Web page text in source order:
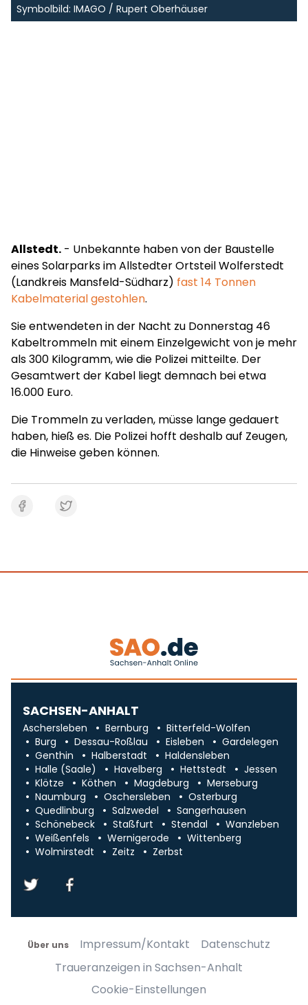
Symbolbild: IMAGO / Rupert Oberhäuser
Allstedt. - Unbekannte haben von der Baustelle
eines Solarparks im Allstedter Ortsteil Wolferstedt
(Landkreis Mansfeld-Südharz) fast 14 Tonnen
Kabelmaterial gestohlen.
Sie entwendeten in der Nacht zu Donnerstag 46
Kabeltrommeln mit einem Einzelgewicht von je mehr
als 300 Kilogramm, wie die Polizei mitteilte. Der
Gesamtwert der Kabel liegt demnach bei etwa
16.000 Euro.
Die Trommeln zu verladen, müsse lange gedauert
haben, hieß es. Die Polizei hofft deshalb auf Zeugen,
die Hinweise geben können.
SACHSEN-ANHALT
Aschersleben Bernburg
Bitterfeld-Wolfen
Burg
Dessau-Roßlau Eisleben
Gardelegen
Genthin
Halberstadt
Haldensleben
Halle (Saale)
Havelberg Hettstedt
Jessen
Klötze
Köthen Magdeburg
Merseburg
Naumburg
Oschersleben
Osterburg
Quedlinburg
Salzwedel
Sangerhausen
Schönebeck
Staßfurt Stendal
Wanzleben
Weißenfels
Wernigerode
Wittenberg
Wolmirstedt
Zeitz Zerbst
Über uns Impressum/Kontakt
Datenschutz
Traueranzeigen in Sachsen-Anhalt
Cookie-Einstellungen